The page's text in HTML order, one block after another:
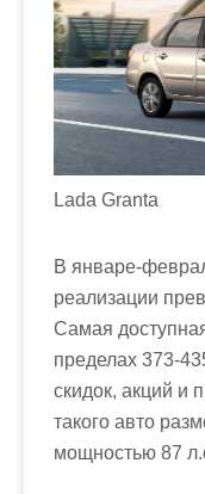
Lada Granta
В январе-
реализации
Самая
пределах 373-
скидок, акций и
такого авто
мощностью 87